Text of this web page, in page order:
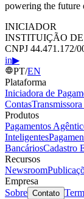
powering the future
INICIADOR
INSTITUIÇÃO
CNPJ 44.471.172/
in▶
PT/EN
Plataforma
Iniciadora de
Contas
Produtos
Pagamentos
Inteligentes
BancáriosCadastro
Recursos
Newsroom
Empresa
Sobre Contato